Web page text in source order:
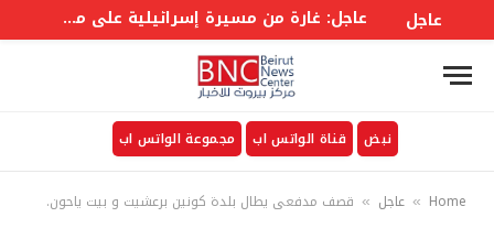
عاجل عاجل: غارة من مسيرة إسرائيلية على محيط بلدة ميفدون بقضاء النبطية جنوبي #لبنان
نبض قناة الواتس اب مجموعة الواتس اب
Home
» عاجل » قصف مدفعي يطال بلدة كونين برعشيت و بيت ياحون.